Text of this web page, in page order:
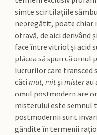
simte scintilaţiile
nepregătit, poate
otravă, de aici derivând
face între vitriol şi acid
plăcea să spun că
lucrurilor care transced
căci mut, mitşi misterau
omul postmodern are
misterului este semnul
postmodernii sunt
gândite în termenii